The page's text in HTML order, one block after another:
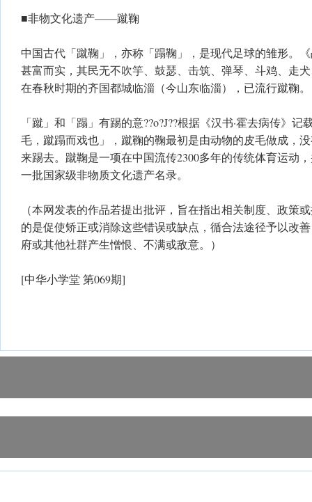
■非物文化遗产——蹴鞠
中国古代「蹴鞠」，亦称「蹋鞠」，是现代足球的雏形。
甚富而实，其民无不吹竽、鼓瑟、击筑、弹琴、斗鸡、走
在春秋时期的齐国都城临淄（今山东临淄），已流行蹴鞠。
「蹴」和「蹋」有踢的意??o?J??根据《汉书·霍去病传》
毛，蹴蹋而戏也」，蹴鞠的鞠最初是由动物的皮毛做成，
来踢去。蹴鞠是一项在中国流传2300多年的传统体育运动
一批国家级非物质文化遗产名录。
（本网发表的作品若提出批评，旨在指出相关制度、政策
的是促使矫正或消除这些错误或缺点，循合法途径予以改
府或其他社群产生憎恨、不满或敌意。）
[中华小学堂 第069期]